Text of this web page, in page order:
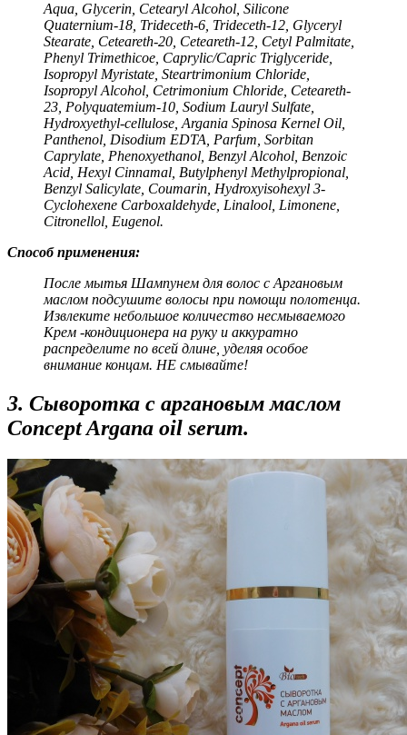
Aqua, Glycerin, Cetearyl Alcohol, Silicone
Quaternium-18, Trideceth-6, Trideceth-12, Glyceryl
Stearate, Ceteareth-20, Ceteareth-12, Cetyl Palmitate,
Phenyl Trimethicoe, Caprylic/Capric Triglyceride,
Isopropyl Myristate, Steartrimonium Chloride,
Isopropyl Alcohol, Cetrimonium Chloride, Ceteareth-
23, Polyquatemium-10, Sodium Lauryl Sulfate,
Hydroxyethyl-cellulose, Argania Spinosa Kernel Oil,
Panthenol, Disodium EDTA, Parfum, Sorbitan
Caprylate, Phenoxyethanol, Benzyl Alcohol, Benzoic
Acid, Hexyl Cinnamal, Butylphenyl Methylpropional,
Benzyl Salicylate, Coumarin, Hydroxyisohexyl 3-
Cyclohexene Carboxaldehyde, Linalool, Limonene,
Citronellol, Eugenol.
Способ применения:
После мытья Шампунем для волос с Аргановым
маслом подсушите волосы при помощи полотенца.
Извлеките небольшое количество несмываемого
Крем -кондиционера на руку и аккуратно
распределите по всей длине, уделяя особое
внимание концам. НЕ смывайте!
3. Сыворотка с аргановым маслом
Concept Argana oil serum.